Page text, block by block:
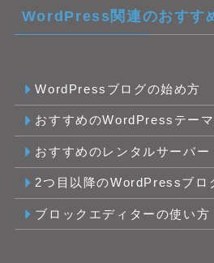
WordPress関連のおすす
WordPressブログの始め方
おすすめのWordPressテーマ
おすすめのレンタルサーバー
2つ目以降のWordPressブロ
ブロックエディターの使い方